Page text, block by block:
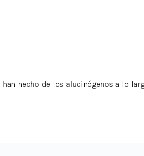
hecho de los alucinógenos a lo